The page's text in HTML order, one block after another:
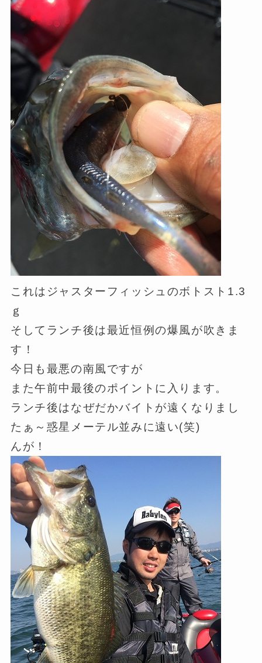
これはジャスターフィッシュのボトスト1.3
ｇ
そしてランチ後は最近恒例の爆風が吹きま
す！
今日も最悪の南風ですが
また午前中最後のポイントに入ります。
ランチ後はなぜだかバイトが遠くなりまし
たぁ～惑星メーテル並みに遠い(笑)
んが！